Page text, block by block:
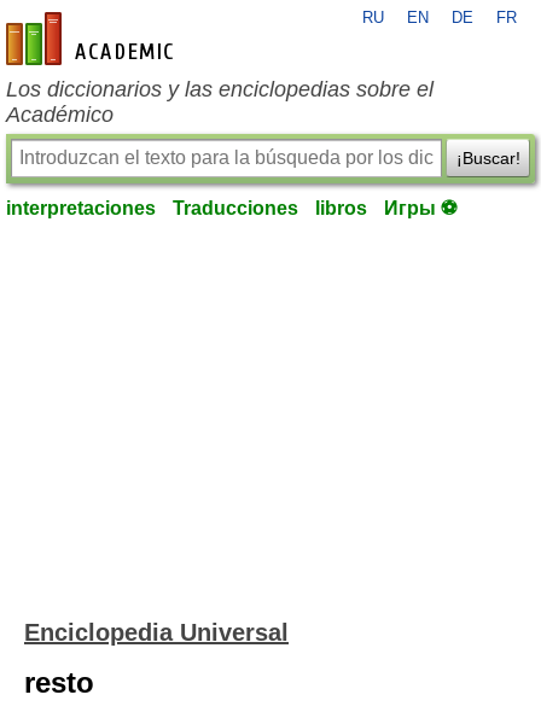
es-academic.com
RU EN DE FR
Los diccionarios y las enciclopedias sobre el
Académico
¡Buscar!
interpretaciones Traducciones libros Игры ⚽
Enciclopedia Universal
resto